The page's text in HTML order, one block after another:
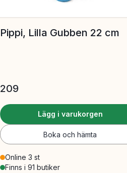
Pippi, Lilla Gubben 22 cm
209
Lägg i varukorgen
Boka och hämta
Online 3 st
Finns i 91 butiker